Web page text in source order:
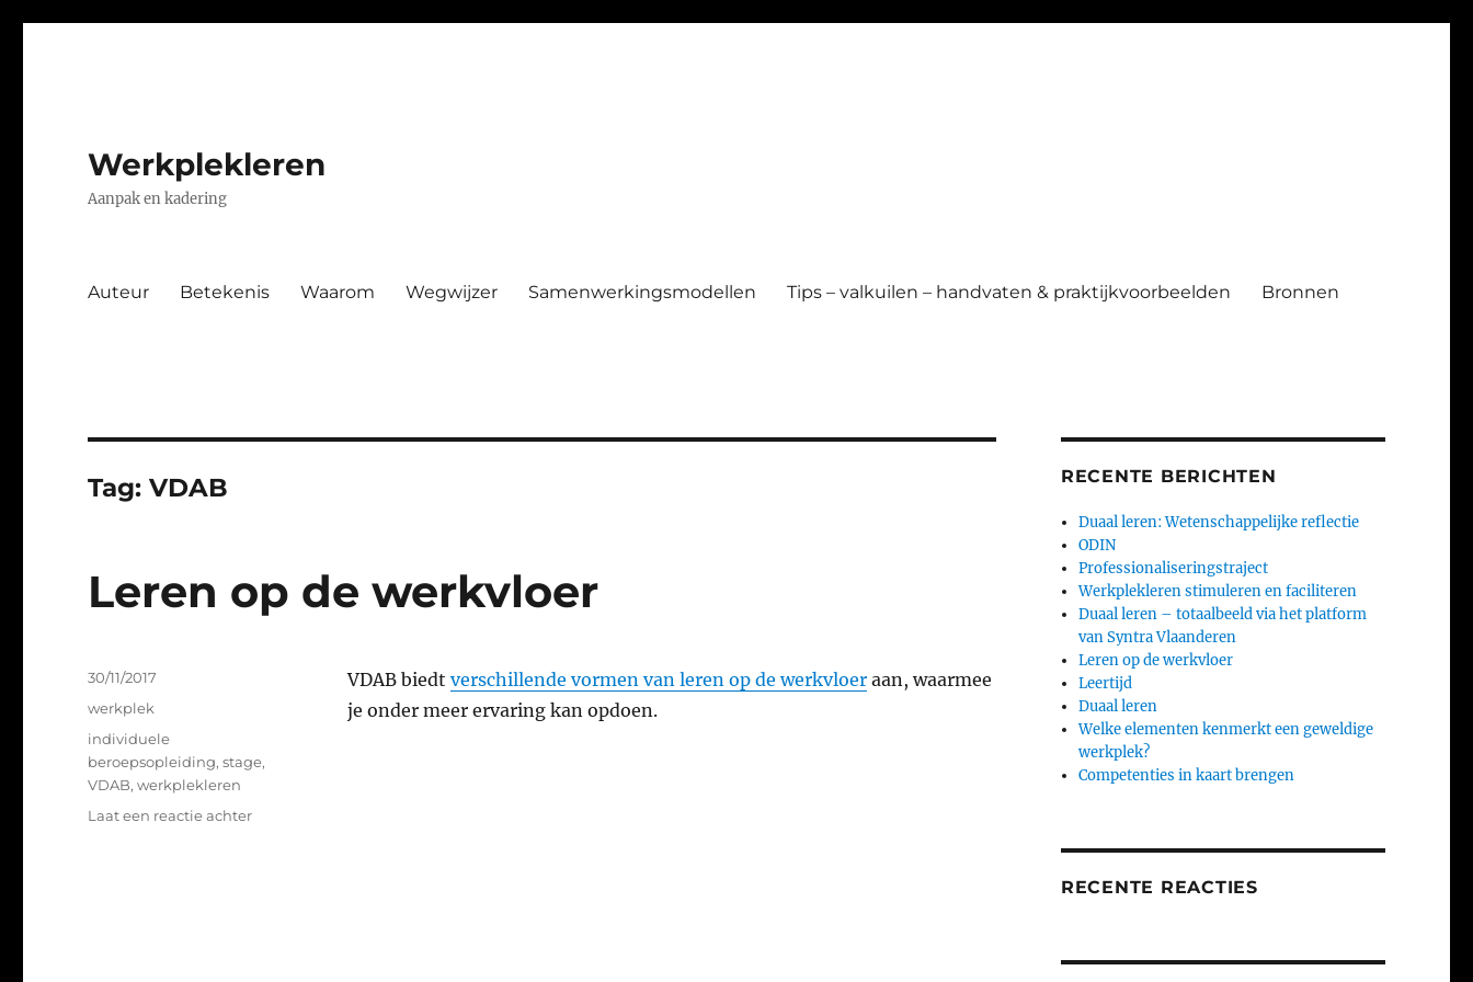
Werkplekleren
Aanpak en kadering
Auteur Betekenis Waarom Wegwijzer Samenwerkingsmodellen Tips – valkuilen – handvaten & praktijkvoorbeelden Bronnen
Tag:VDAB
Leren op de werkvloer
VDAB biedt verschillende vormen van leren op de werkvloeraan, waarmee
je onder meer ervaring kan opdoen.
Geplaatst
30/11/2017
Categorieën
werkplek
Tags
individuele
beroepsopleiding,stage,
VDAB,werkplekleren
Laat een reactie achterop
RECENTE BERICHTEN
Duaal leren: Wetenschappelijke reflectie
ODIN
Professionaliseringstraject
Werkplekleren stimuleren en faciliteren
Duaal leren – totaalbeeld via het platform
van Syntra Vlaanderen
Leren op de werkvloer
Leertijd
Duaal leren
Welke elementen kenmerkt een geweldige
werkplek?
Competenties in kaart brengen
RECENTE REACTIES